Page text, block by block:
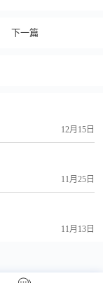
下一篇
12月15日
11月25日
11月13日